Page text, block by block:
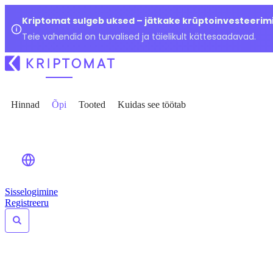
Kriptomat sulgeb uksed – jätkake
Teie vahendid on turvalised ja täielikult kättesaadavad.
Hinnad Õpi Tooted Kuidas see töötab
Sisselogimine
Registreeru